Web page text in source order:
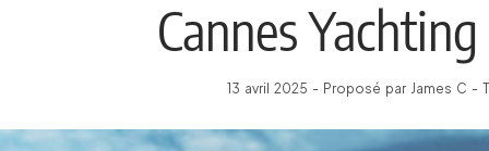
Cannes
13 avril 2025 - Proposé par James C -